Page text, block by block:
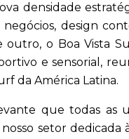
densidade
design
outro, o Boa Vista
e sensorial,
da América Latina.
que todas as
setor